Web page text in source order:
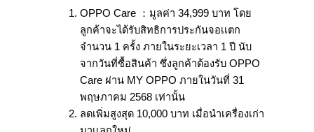
OPPO Care ：มูลค่า 34,999 บาท โดย
ลูกค้าจะได้รับสิทธิการประกันจอเเตก
จำนวน 1 ครั้ง ภายในระยะเวลา 1 ปี นับ
จากวันที่ซื้อสินค้า ซึ่งลูกค้าต้องรับ OPPO
Care ผ่าน MY OPPO ภายในวันที่ 31
พฤษภาคม 2568 เท่านั้น
ลดเพิ่มสูงสุด 10,000 บาท เมื่อนำเครื่องเก่า